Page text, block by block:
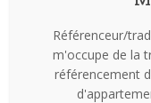
Référenceur/
m'occupe de la
référencement